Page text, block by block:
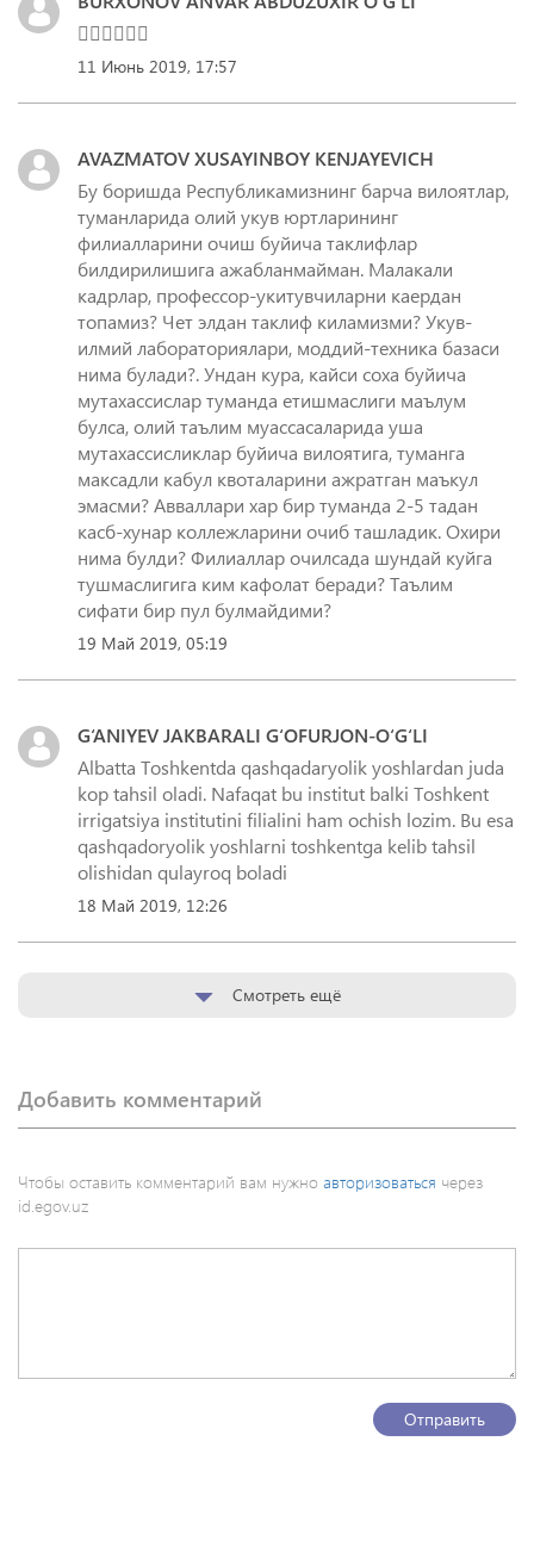
🤦‍♂️🤦‍♂️🤦‍♂️
11 Июнь 2019, 17:57
AVAZMATOV XUSAYINBOY KENJAYEVICH
Бу боришда Республикамизнинг барча вилоятлар,
туманларида олий укув юртларининг
филиалларини очиш буйича таклифлар
билдирилишига ажабланмайман. Малакали
кадрлар, профессор-укитувчиларни каердан
топамиз? Чет элдан таклиф киламизми? Укув-
илмий лабораториялари, моддий-техника базаси
нима булади?. Ундан кура, кайси соха буйича
мутахассислар туманда етишмаслиги маълум
булса, олий таълим муассасаларида уша
мутахассисликлар буйича вилоятига, туманга
максадли кабул квоталарини ажратган маъкул
эмасми? Авваллари хар бир туманда 2-5 тадан
касб-хунар коллежларини очиб ташладик. Охири
нима булди? Филиаллар очилсада шундай куйга
тушмаслигига ким кафолат беради? Таълим
сифати бир пул булмайдими?
19 Май 2019, 05:19
G‘ANIYEV JAKBARALI G‘OFURJON-O‘G‘LI
Albatta Toshkentda qashqadaryolik yoshlardan juda
kop tahsil oladi. Nafaqat bu institut balki Toshkent
irrigatsiya institutini filialini ham ochish lozim. Bu esa
qashqadoryolik yoshlarni toshkentga kelib tahsil
olishidan qulayroq boladi
18 Май 2019, 12:26
Смотреть ещё
Добавить комментарий
Чтобы оставить комментарий вам нужно авторизоваться через
id.egov.uz
Отправить